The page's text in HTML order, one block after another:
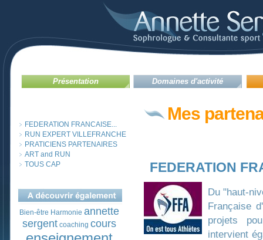
Présentation Domaines d'activité
FEDERATION FRANCAISE...
RUN EXPERT VILLEFRANCHE
PRATICIENS PARTENAIRES
ART and RUN
TOUS CAP
Bien-être Harmonie annette
sergent coaching cours
Mes
FEDERATION
Du "haut-
Française
projets
intervient